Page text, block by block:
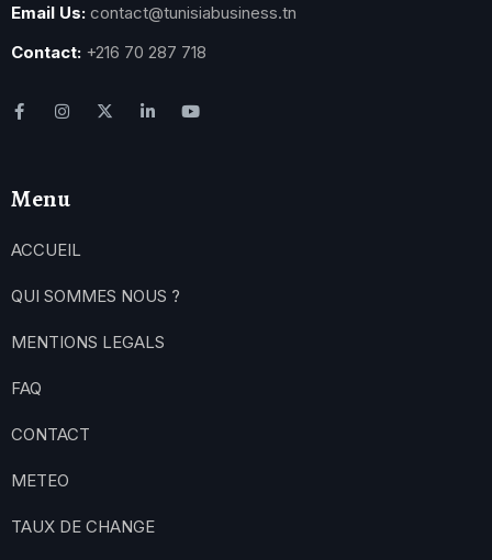
Email Us: contact@tunisiabusiness.tn
Contact: +216 70 287 718
Menu
ACCUEIL
QUI SOMMES NOUS ?
MENTIONS LEGALS
FAQ
CONTACT
METEO
TAUX DE CHANGE